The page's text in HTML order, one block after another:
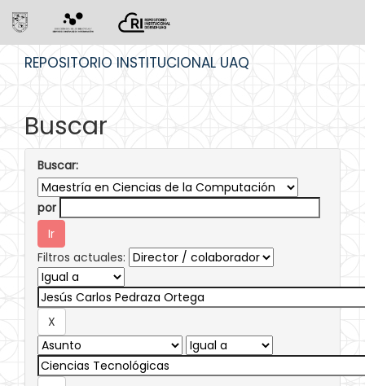
REPOSITORIO INSTITUCIONAL UAQ
Buscar
Buscar:
por
Filtros actuales: